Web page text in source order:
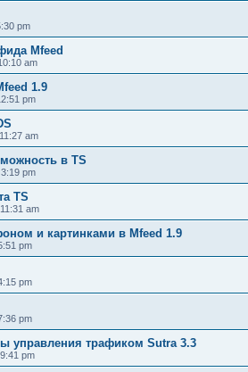
pm
Mfeed
am
1.9
pm
am
в TS
pm
TS
am
и картинками в Mfeed 1.9
pm
pm
pm
управления трафиком Sutra 3.3
pm